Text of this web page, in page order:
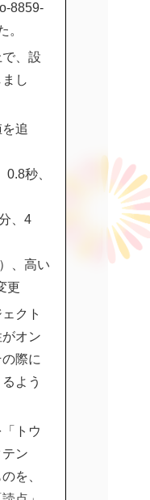
8859-
。
、設
し
追
秒、
、4
、高い
更
クト
オン
際に
よう
トウ
ン
を、